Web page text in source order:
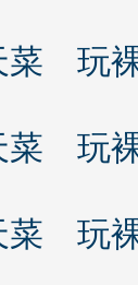
菜 玩
菜 玩
菜 玩